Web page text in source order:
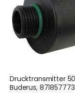
Drucktransmitter
Buderus,